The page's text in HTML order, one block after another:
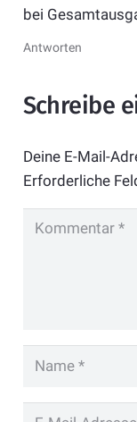
bei
Antworten
Schreibe
Deine E-Mail-
Erforderliche